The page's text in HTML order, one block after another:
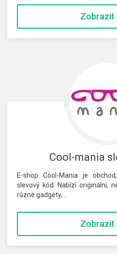
Zobrazit
Cool-mania
E-shop Cool-Mania je
slevový kód. Nabízí originální,
různé gadgety,…
Zobrazit